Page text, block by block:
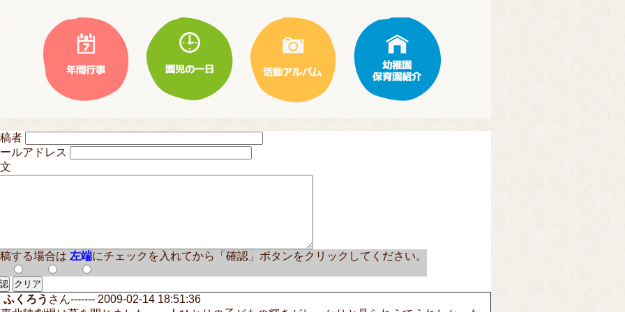
者
ルアドレス
する場合は 左端にチェックを入れてから「確認」ボタンをクリックしてください。
ふくろう さん------- 2009-02-14 18:51:36